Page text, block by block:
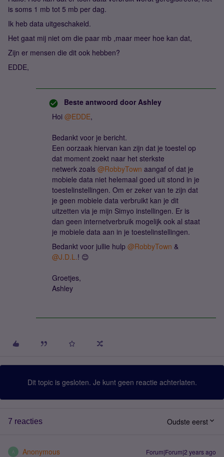
is soms 1 mb tot 5 mb per dag.
Ik heb data uitgeschakeld.
Het gaat mij niet om die paar mb ,maar meer hoe kan dat,
Zijn er mensen die dit ook hebben?
EDDE,
Beste antwoord door Ashley
Hoi @EDDE,
Bedankt voor je bericht.
Een oorzaak hiervan kan zijn dat je toestel op
dat moment zoekt naar het sterkste
netwerk zoals @RobbyTown aangaf of dat je
mobiele data niet helemaal goed uit stond in je
toestelinstellingen. Om er zeker van te zijn dat
je geen mobiele data verbruikt kan je dit
uitzetten via je mijn Simyo instellingen. Er is
dan geen internetverbruik mogelijk ook al staat
je mobiele data aan in je toestelinstellingen.
Bedankt voor jullie hulp @RobbyTown &
@J.D.L.! 😊
Groetjes,
Ashley
Dit topic is gesloten. Je kunt geen reactie achterlaten.
7 reacties Oudste eerst
A Anonymous Forum|Forum|2 years ago